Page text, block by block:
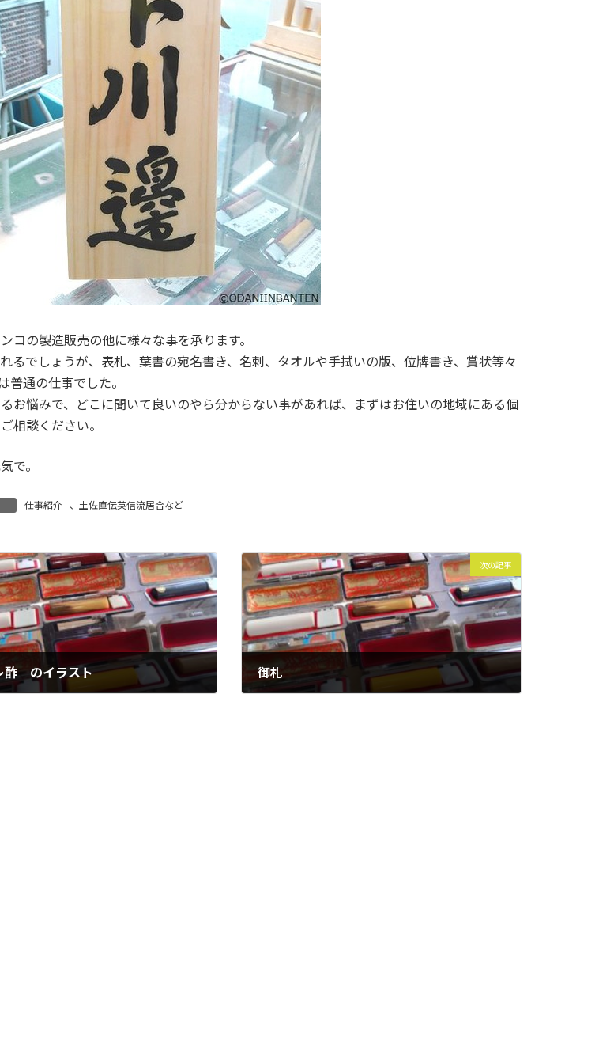
コの製造販売の他に様々な事を承ります。
るでしょうが、表札、葉書の宛名書き、名刺、タオルや手拭いの版、位牌書き、賞状等々
普通の仕事でした。
お悩みで、どこに聞いて良いのやら分からない事があれば、まずはお住いの地域にある個
相談ください。
で。
仕事紹介 、土佐直伝英信流居合など
酢 のイラスト
次の記事
御札